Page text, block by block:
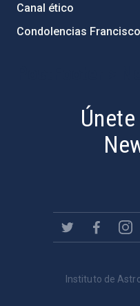
Canal ético
Condolencias
Instituto de